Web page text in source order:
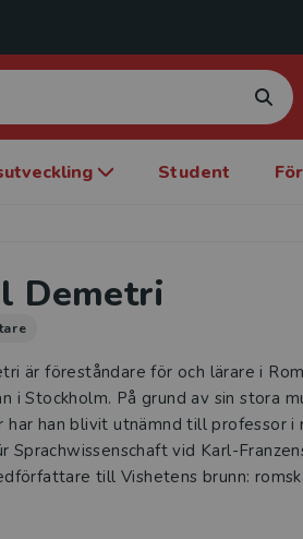
Student
Demetri
är föreståndare för och lärare i
i Stockholm. På grund av sin stora
har han blivit utnämnd till professor
Sprachwissenschaft vid Karl-
till Vishetens brunn: